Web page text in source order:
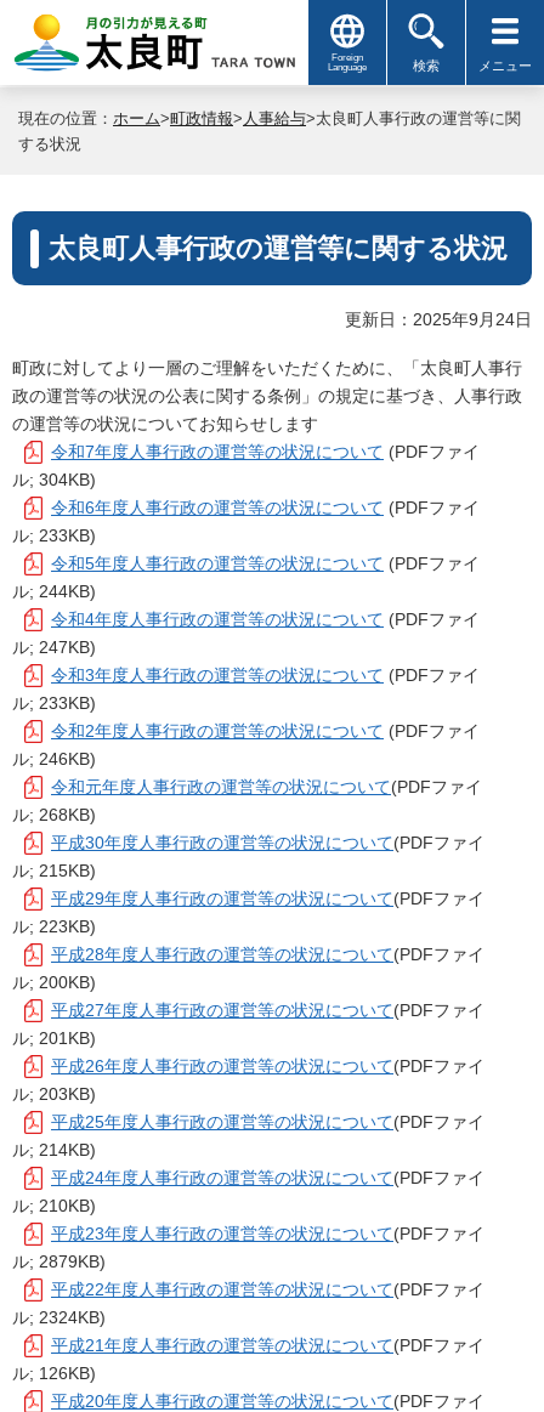
Foreign
Language
検索 メニュー
現在の位置： ホーム>町政情報> 人事給与>太良町人事行政の運営等に関
する状況
太良町人事行政の運営等に関する状況
更新日：2025年9月24日
町政に対してより一層のご理解をいただくために、「太良町人事行
政の運営等の状況の公表に関する条例」の規定に基づき、人事行政
の運営等の状況についてお知らせします
令和7年度人事行政の運営等の状況について (PDFファイ
ル; 304KB)
令和6年度人事行政の運営等の状況について (PDFファイ
ル; 233KB)
令和5年度人事行政の運営等の状況について (PDFファイ
ル; 244KB)
令和4年度人事行政の運営等の状況について (PDFファイ
ル; 247KB)
令和3年度人事行政の運営等の状況について (PDFファイ
ル; 233KB)
令和2年度人事行政の運営等の状況について (PDFファイ
ル; 246KB)
令和元年度人事行政の運営等の状況について(PDFファイ
ル; 268KB)
平成30年度人事行政の運営等の状況について(PDFファイ
ル; 215KB)
平成29年度人事行政の運営等の状況について(PDFファイ
ル; 223KB)
平成28年度人事行政の運営等の状況について(PDFファイ
ル; 200KB)
平成27年度人事行政の運営等の状況について(PDFファイ
ル; 201KB)
平成26年度人事行政の運営等の状況について(PDFファイ
ル; 203KB)
平成25年度人事行政の運営等の状況について(PDFファイ
ル; 214KB)
平成24年度人事行政の運営等の状況について(PDFファイ
ル; 210KB)
平成23年度人事行政の運営等の状況について(PDFファイ
ル; 2879KB)
平成22年度人事行政の運営等の状況について(PDFファイ
ル; 2324KB)
平成21年度人事行政の運営等の状況について(PDFファイ
ル; 126KB)
平成20年度人事行政の運営等の状況について(PDFファイ